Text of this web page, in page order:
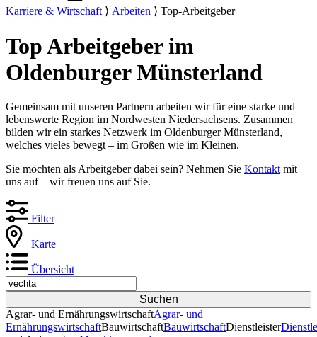
Karriere & Wirtschaft⟩ Arbeiten ⟩ Top-Arbeitgeber
Top Arbeitgeber im
Oldenburger Münsterland
Gemeinsam mit unseren Partnern arbeiten wir für eine starke und
lebenswerte Region im Nordwesten Niedersachsens. Zusammen
bilden wir ein starkes Netzwerk im Oldenburger Münsterland,
welches vieles bewegt – im Großen wie im Kleinen.
Sie möchten als Arbeitgeber dabei sein? Nehmen Sie Kontakt mit
uns auf – wir freuen uns auf Sie.
Filter
Karte
Übersicht
Agrar- und ErnährungswirtschaftAgrar- und
ErnährungswirtschaftBauwirtschaftBauwirtschaftDienstleister